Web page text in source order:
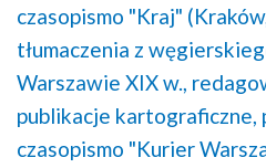
czasopismo "Kraj"
tłumaczenia z
Warszawie XIX w.,
publikacje kartograficzne,
czasopismo "Kurier